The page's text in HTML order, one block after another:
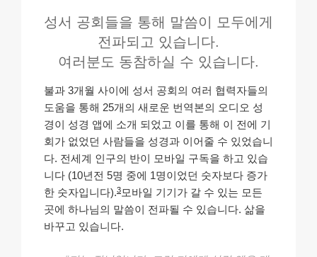
성서 공회들을 통해 말씀이 모두에게
전파되고 있습니다.
여러분도 동참하실 수 있습니다.
불과 3개월 사이에 성서 공회의 여러 협력자들의
도움을 통해 25개의 새로운 번역본의 오디오 성
경이 성경 앱에 소개 되었고 이를 통해 이 전에 기
회가 없었던 사람들을 성경과 이어줄 수 있었습니
다. 전세계 인구의 반이 모바일 구독을 하고 있습
니다 (10년전 5명 중에 1명이었던 숫자보다 증가
한 숫자입니다).3모바일 기기가 갈 수 있는 모든
곳에 하나님의 말씀이 전파될 수 있습니다. 삶을
바꾸고 있습니다.